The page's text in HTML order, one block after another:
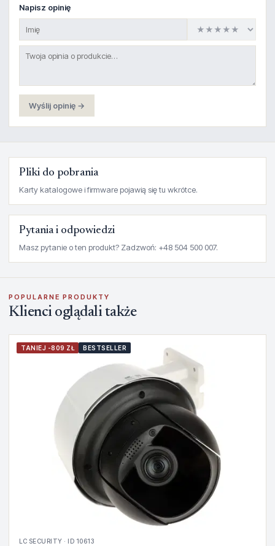
Napisz opinię
Wyślij opinię →
Pliki do pobrania
Karty katalogowe i firmware pojawią się tu wkrótce.
Pytania i odpowiedzi
Masz pytanie o ten produkt? Zadzwoń: +48 504 500 007.
POPULARNE PRODUKTY
Klienci oglądali także
TANIEJ -809 ZŁ BESTSELLER
LC SECURITY · ID 10613